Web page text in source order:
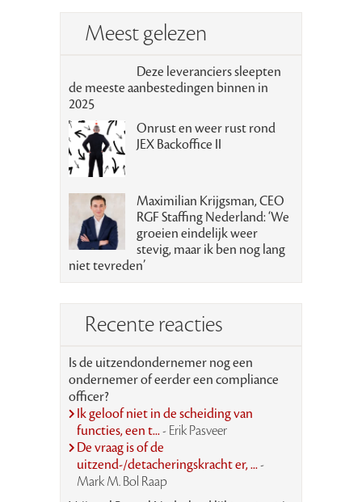
Meest gelezen
Deze leveranciers sleepten
de meeste aanbestedingen binnen in
2025
Onrust en weer rust rond
JEX Backoffice II
Maximilian Krijgsman, CEO
RGF Staffing Nederland: ‘We
groeien eindelijk weer
stevig, maar ik ben nog lang
niet tevreden’
Recente reacties
Is de uitzendondernemer nog een
ondernemer of eerder een compliance
officer?
Ik geloof niet in de scheiding van
functies, een t...- Erik Pasveer
De vraag is of de
uitzend-/detacheringskracht er, ...-
Mark M. Bol Raap